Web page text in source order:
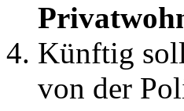
Künftig
von der